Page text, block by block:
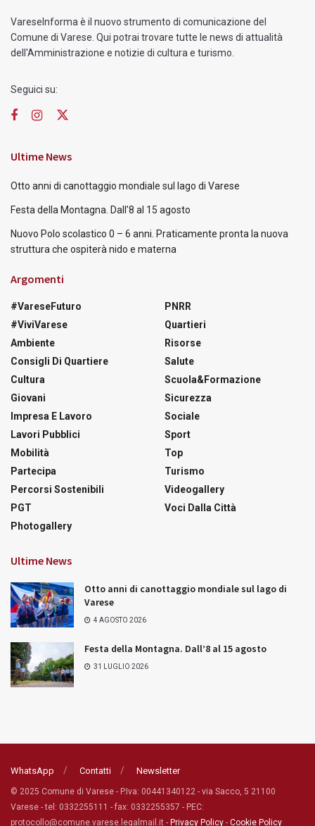
VareseInforma è il nuovo strumento di comunicazione del
Comune di Varese. Qui potrai trovare tutte le news di attualità
dell'Amministrazione e notizie di cultura e turismo.
Seguici su:
Ultime News
Otto anni di canottaggio mondiale sul lago di Varese
Festa della Montagna. Dall’8 al 15 agosto
Nuovo Polo scolastico 0 – 6 anni. Praticamente pronta la nuova
struttura che ospiterà nido e materna
Argomenti
#VareseFuturo
#ViviVarese
Ambiente
Consigli Di Quartiere
Cultura
Giovani
Impresa E Lavoro
Lavori Pubblici
Mobilità
Partecipa
Percorsi Sostenibili
PGT
Photogallery
PNRR
Quartieri
Risorse
Salute
Scuola&Formazione
Sicurezza
Sociale
Sport
Top
Turismo
Videogallery
Voci Dalla Città
Ultime News
Otto anni di canottaggio mondiale sul lago di
Varese
4 AGOSTO 2026
Festa della Montagna. Dall’8 al 15 agosto
31 LUGLIO 2026
WhatsApp Contatti Newsletter
© 2025 Comune di Varese - P.Iva: 00441340122 - via Sacco, 5 21100
Varese - tel: 0332255111 - fax: 0332255357 - PEC:
protocollo@comune.varese.legalmail.it - Privacy Policy - Cookie Policy